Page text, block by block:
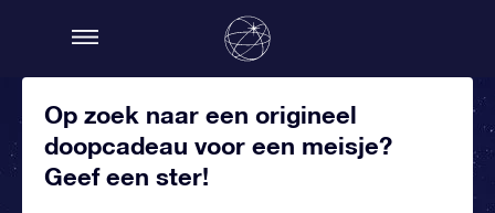
Op zoek naar een origineel
doopcadeau voor een meisje?
Geef een ster!